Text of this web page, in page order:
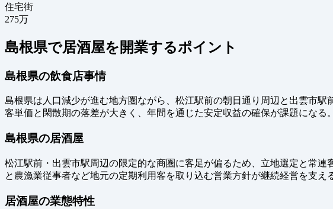
住宅街
275万
島根県で居酒屋を開業するポイント
島根県の飲食店事情
島根県は人口減少が進む地方圏ながら、松江駅前の朝日通り周辺と出雲市
客単価と閑散期の落差が大きく、年間を通じた安定収益の確保が課題になる。
島根県の居酒屋
松江駅前・出雲市駅周辺の限定的な商圏に客足が偏るため、立地選定と常
と農漁業従事者など地元の定期利用客を取り込む営業方針が継続経営を支え
居酒屋の業態特性